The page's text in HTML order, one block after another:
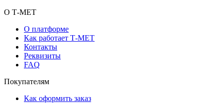
О Т-МЕТ
О платформе
Как работает Т-МЕТ
Контакты
Реквизиты
FAQ
Покупателям
Как оформить заказ